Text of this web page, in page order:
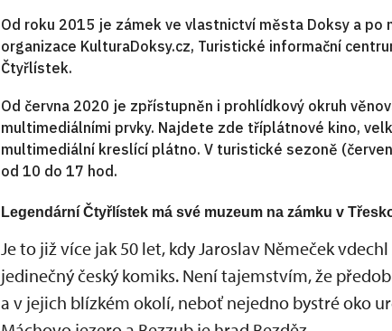
Od roku 2015 je zámek ve vlastnictví města Doksy a
organizace KulturaDoksy.cz, Turistické informační
Čtyřlístek.
Od června 2020 je zpřístupněn i prohlídkový okruh
multimediálními prvky. Najdete zde tříplátnové kino,
multimediální kreslící plátno. V turistické sezoně
od 10 do 17 hod.
Legendární Čtyřlístek má své muzeum na zámku v
Je to již více jak 50 let, kdy Jaroslav Němeček
jedinečný český komiks. Není tajemstvím, že
a v jejich blízkém okolí, neboť nejedno bystré oko